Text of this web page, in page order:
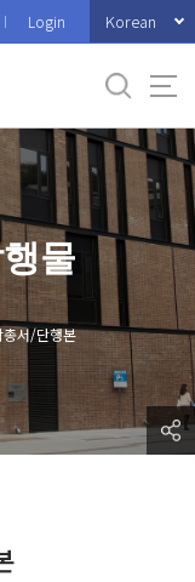
Login Korean
물
총서/단행본